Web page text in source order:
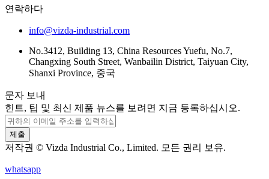
연락하다
info@vizda-industrial.com
No.3412, Building 13, China Resources Yuefu, No.7,
Changxing South Street, Wanbailin District, Taiyuan City,
Shanxi Province, 중국
문자 보내
힌트, 팁 및 최신 제품 뉴스를 보려면 지금 등록하십시오.
제출
저작권 © Vizda Industrial Co., Limited. 모든 권리 보유.
whatsapp